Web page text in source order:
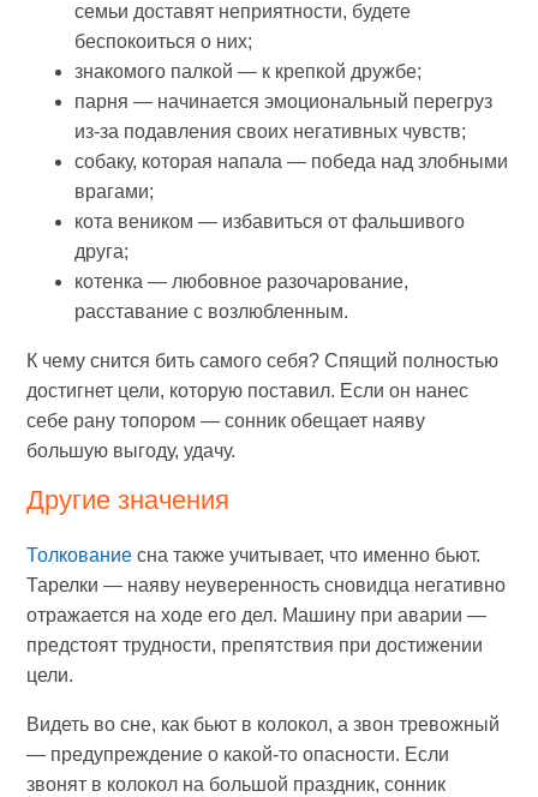
семьи доставят неприятности, будете
беспокоиться о них;
знакомого палкой — к крепкой дружбе;
парня — начинается эмоциональный перегруз
из-за подавления своих негативных чувств;
собаку, которая напала — победа над злобными
врагами;
кота веником — избавиться от фальшивого
друга;
котенка — любовное разочарование,
расставание с возлюбленным.
К чему снится бить самого себя? Спящий полностью
достигнет цели, которую поставил. Если он нанес
себе рану топором — сонник обещает наяву
большую выгоду, удачу.
Другие значения
Толкование сна также учитывает, что именно бьют.
Тарелки — наяву неуверенность сновидца негативно
отражается на ходе его дел. Машину при аварии —
предстоят трудности, препятствия при достижении
цели.
Видеть во сне, как бьют в колокол, а звон тревожный
— предупреждение о какой-то опасности. Если
звонят в колокол на большой праздник, сонник